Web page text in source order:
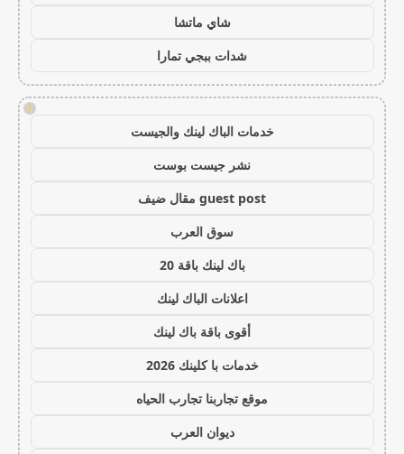
شاي ماتشا
شدات ببجي تمارا
!
خدمات الباك لينك والجيست
نشر جيست بوست
guest post مقال ضيف
سوق العرب
باك لينك باقة 20
اعلانات الباك لينك
أقوى باقة باك لينك
خدمات با كلينك 2026
موقع تجاربنا تجارب الحياه
ديوان العرب